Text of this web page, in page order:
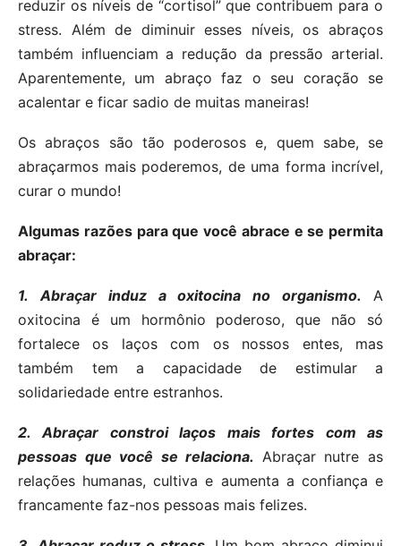
reduzir os níveis de “cortisol” que contribuem para o
stress. Além de diminuir esses níveis, os abraços
também influenciam a redução da pressão arterial.
Aparentemente, um abraço faz o seu coração se
acalentar e ficar sadio de muitas maneiras!
Os abraços são tão poderosos e, quem sabe, se
abraçarmos mais poderemos, de uma forma incrível,
curar o mundo!
Algumas razões para que você abrace e se permita
abraçar:
1.Abraçar induz a oxitocina no organismo.A
oxitocina é um hormônio poderoso, que não só
fortalece os laços com os nossos entes, mas
também tem a capacidade de estimular a
solidariedade entre estranhos.
2.Abraçar constroi laços mais fortes com as
pessoas que você se relaciona. Abraçar nutre as
relações humanas, cultiva e aumenta a confiança e
francamente faz-nos pessoas mais felizes.